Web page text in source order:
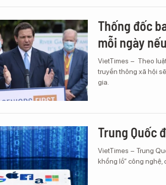
Thống đốc
mỗi ngày
VietTimes – Theo
truyền thông xã hội
gia.
Trung Quốc
VietTimes – Trung
khổng lồ” công nghệ,